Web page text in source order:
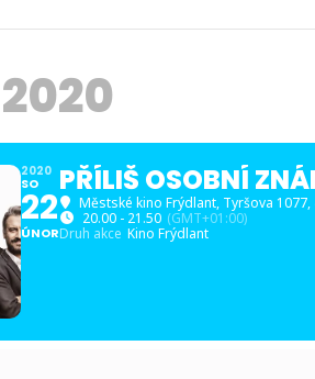
2020
SO
22
ÚNOR
PŘÍLIŠ OSOBNÍ
Městské kino Frýdlant, Tyršova
20.00 - 21.50 (GMT+01:00)
Druh akce Kino Frýdlant